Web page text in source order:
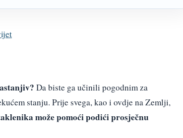
Da biste ga učinili pogodnim za
stanju. Prije svega, kao i ovdje na Zemlji,
može pomoći podići prosječnu